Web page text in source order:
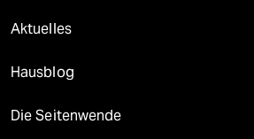
Aktuelles
Hausblog
Die Seitenwende